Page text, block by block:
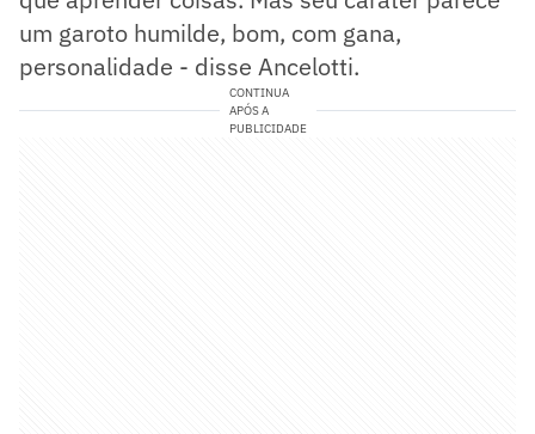
um garoto humilde, bom, com gana,
personalidade - disse Ancelotti.
CONTINUA
APÓS A
PUBLICIDADE